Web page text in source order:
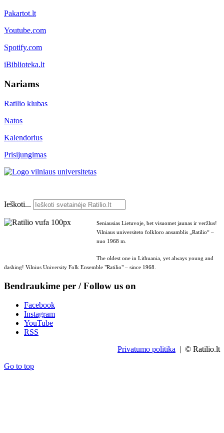
Pakartot.lt
Youtube.com
Spotify.com
iBiblioteka.lt
Nariams
Ratilio klubas
Natos
Kalendorius
Prisijungimas
Ieškoti...
Seniausias Lietuvoje, bet visuomet jaunas ir veržlus!
Vilniaus universiteto folkloro ansamblis „Ratilio“ –
nuo 1968 m.
The oldest one in Lithuania, yet always young and
dashing! Vilnius University Folk Ensemble "Ratilio" – since 1968.
Bendraukime per / Follow us on
Facebook
Instagram
YouTube
RSS
Privatumo politika | © Ratilio.lt
Go to top